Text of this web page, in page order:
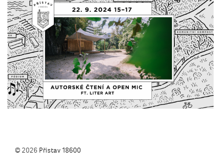
© 2026 Přístav 18600